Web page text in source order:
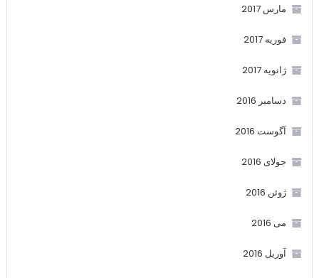
مارس 2017
فوریه 2017
ژانویه 2017
دسامبر 2016
آگوست 2016
جولای 2016
ژوئن 2016
می 2016
آوریل 2016